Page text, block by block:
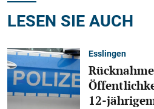
LESEN SIE AUCH
Esslingen
12-